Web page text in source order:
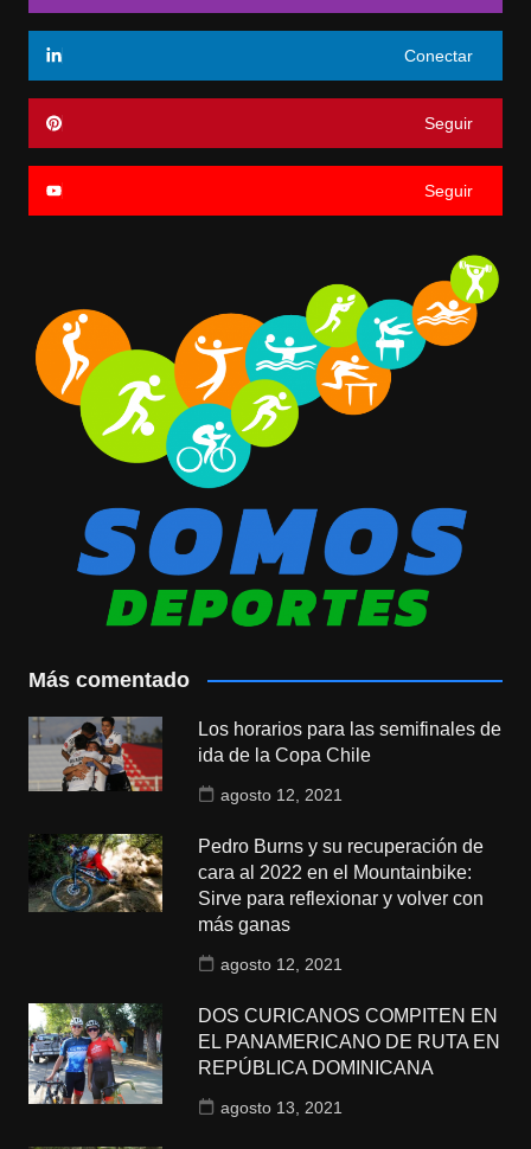
Conectar
Seguir
Seguir
Más comentado
Los horarios para las semifinales de
ida de la Copa Chile
agosto 12, 2021
Pedro Burns y su recuperación de
cara al 2022 en el Mountainbike:
Sirve para reflexionar y volver con
más ganas
agosto 12, 2021
DOS CURICANOS COMPITEN EN
EL PANAMERICANO DE RUTA EN
REPÚBLICA DOMINICANA
agosto 13, 2021